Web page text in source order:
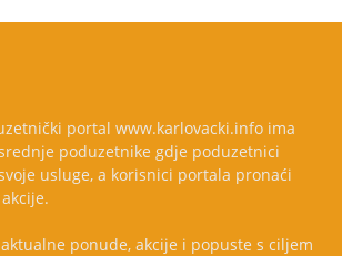
portal www.karlovacki.info ima
poduzetnike gdje poduzetnici
usluge, a korisnici portala pronaći
aktualne ponude, akcije i popuste s ciljem